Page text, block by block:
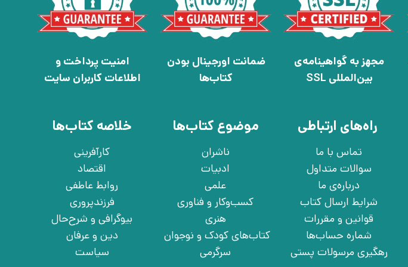
مجهز به گواهینامه‌ی
بین‌المللی SSL
ضمانت اورجینال بودن
کتاب‌ها
امنیت پرداخت و
اطلاعات کاربران سایت
راه‌های ارتباطی
تماس با ما
سوالات متداول
درباره‌ی ما
شرایط ارسال کتاب
قوانین و مقررات
شماره حساب‌ها
رهگیری مرسولات پستی
موضوع کتاب‌ها
ناشران
ادبیات
علمی
کسب‌وکار و فناوری
هنری
کتاب‌های کودک و نوجوان
سرگرمی
خلاصه کتاب‌ها
کارآفرینی
اقتصاد
روابط عاطفی
فرزندپروری
بیوگرافی و شرح‌حال
دین و عرفان
سیاست